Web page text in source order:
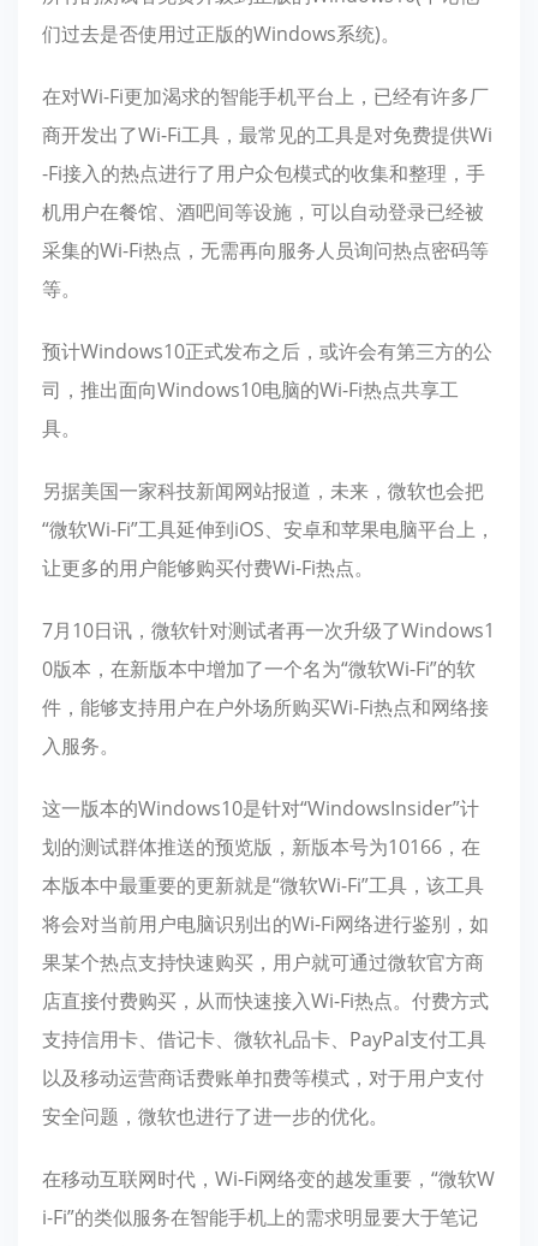
们过去是否使用过正版的Windows系统)。
在对Wi-Fi更加渴求的智能手机平台上，已经有许多厂
商开发出了Wi-Fi工具，最常见的工具是对免费提供Wi
-Fi接入的热点进行了用户众包模式的收集和整理，手
机用户在餐馆、酒吧间等设施，可以自动登录已经被
采集的Wi-Fi热点，无需再向服务人员询问热点密码等
等。
预计Windows10正式发布之后，或许会有第三方的公
司，推出面向Windows10电脑的Wi-Fi热点共享工
具。
另据美国一家科技新闻网站报道，未来，微软也会把
“微软Wi-Fi”工具延伸到iOS、安卓和苹果电脑平台上，
让更多的用户能够购买付费Wi-Fi热点。
7月10日讯，微软针对测试者再一次升级了Windows1
0版本，在新版本中增加了一个名为“微软Wi-Fi”的软
件，能够支持用户在户外场所购买Wi-Fi热点和网络接
入服务。
这一版本的Windows10是针对“WindowsInsider”计
划的测试群体推送的预览版，新版本号为10166，在
本版本中最重要的更新就是“微软Wi-Fi”工具，该工具
将会对当前用户电脑识别出的Wi-Fi网络进行鉴别，如
果某个热点支持快速购买，用户就可通过微软官方商
店直接付费购买，从而快速接入Wi-Fi热点。付费方式
支持信用卡、借记卡、微软礼品卡、PayPal支付工具
以及移动运营商话费账单扣费等模式，对于用户支付
安全问题，微软也进行了进一步的优化。
在移动互联网时代，Wi-Fi网络变的越发重要，“微软W
i-Fi”的类似服务在智能手机上的需求明显要大于笔记